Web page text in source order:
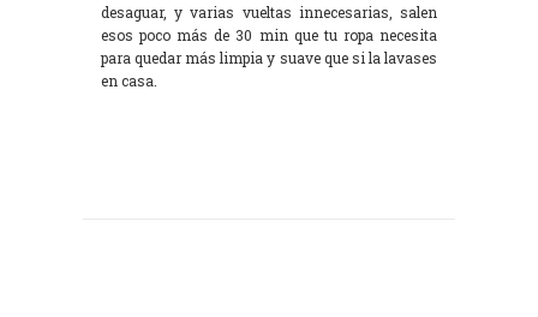
desaguar, y varias vueltas innecesarias, salen
esos poco más de 30 min que tu ropa necesita
para quedar más limpia y suave que si la lavases
en casa.